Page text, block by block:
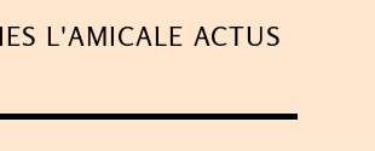
L'AMICALE ACTUS